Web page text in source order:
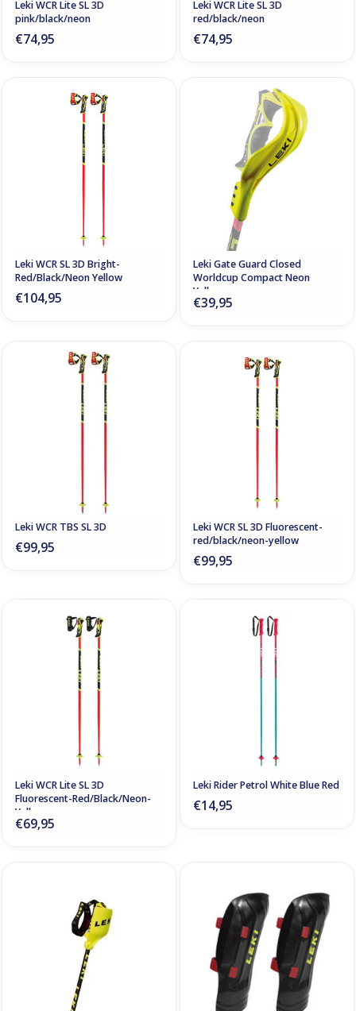
Leki WCR Lite SL 3D
pink/black/neon
€74,95
Leki WCR Lite SL 3D
red/black/neon
€74,95
Leki WCR SL 3D Bright-
Red/Black/Neon Yellow
€104,95
Leki Gate Guard Closed
Worldcup Compact Neon
Yellow
€39,95
Leki WCR TBS SL 3D
€99,95
Leki WCR SL 3D Fluorescent-
red/black/neon-yellow
€99,95
Leki WCR Lite SL 3D
Fluorescent-Red/Black/Neon-
Yellow
€69,95
Leki Rider Petrol White Blue Red
€14,95